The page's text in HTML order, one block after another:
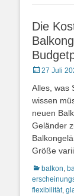
Die
Posted
27 Juli
Alles, was
wissen
neuen
Geländer
Größe
Kategorien
balkon,
flexibilität,